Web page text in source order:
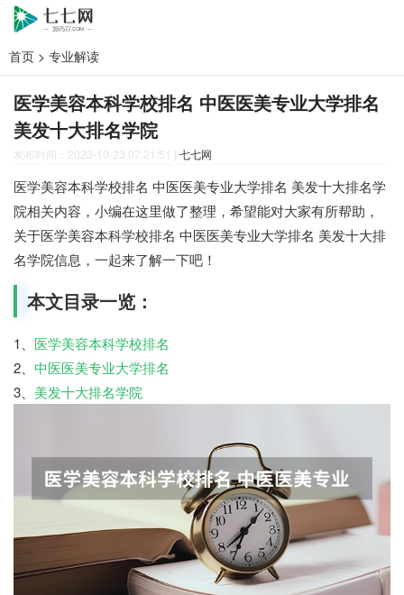
首页 > 专业解读
医学美容本科学校排名 中医医美专业大学排名
美发十大排名学院
发布时间：2023-10-23 07:21:51 | 七七网
医学美容本科学校排名 中医医美专业大学排名 美发十大排名学
院相关内容，小编在这里做了整理，希望能对大家有所帮助，
关于医学美容本科学校排名 中医医美专业大学排名 美发十大排
名学院信息，一起来了解一下吧！
本文目录一览：
1、 医学美容本科学校排名
2、 中医医美专业大学排名
3、 美发十大排名学院